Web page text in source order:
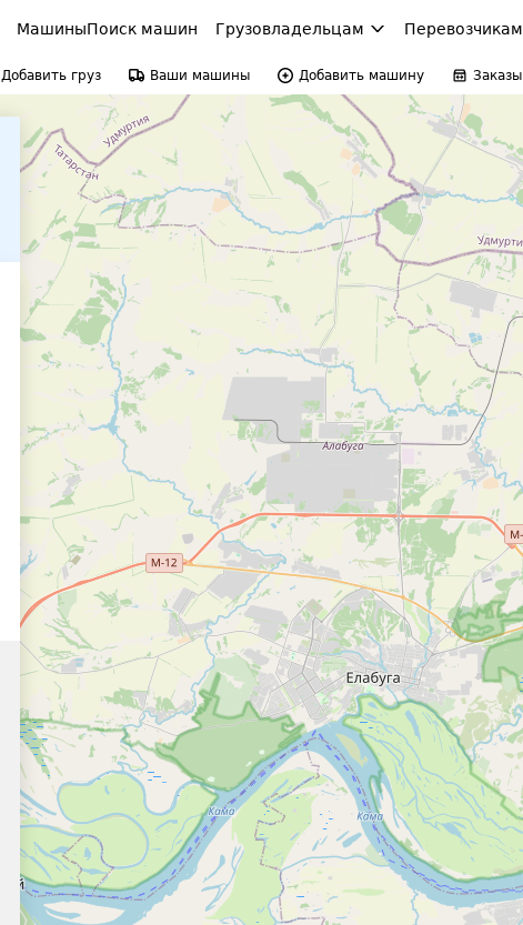
МашиныПоиск машин Грузовладельцам Перевозчикам
Добавить груз Ваши машины Добавить машину Заказы